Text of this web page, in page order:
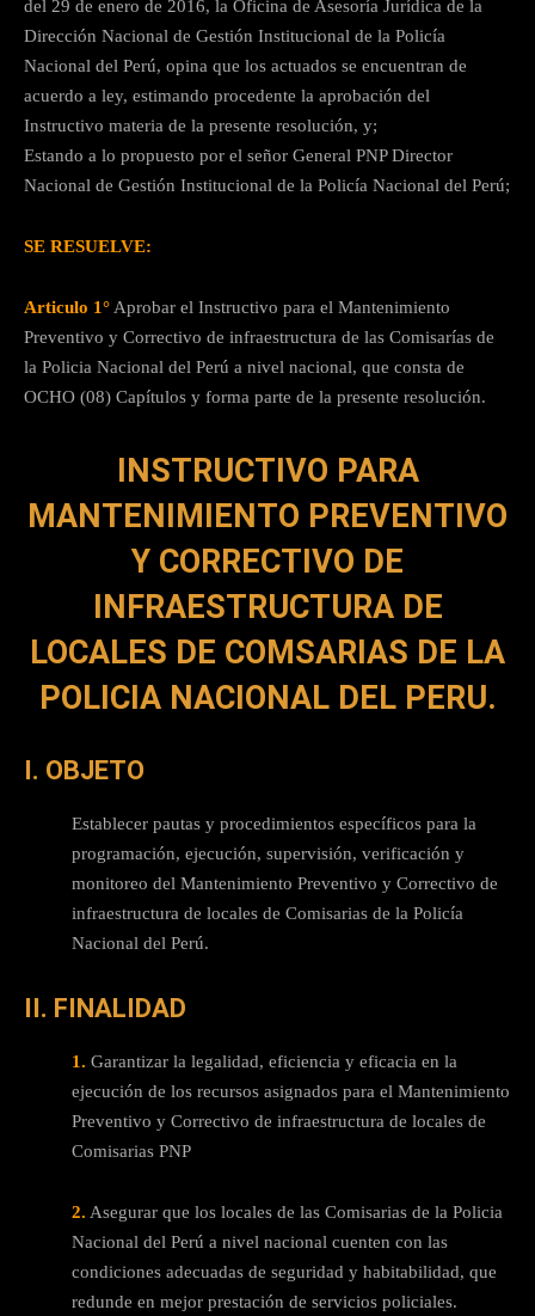
del 29 de enero de 2016, la Oficina de Asesoría Jurídica de la
Dirección Nacional de Gestión Institucional de la Policía
Nacional del Perú, opina que los actuados se encuentran de
acuerdo a ley, estimando procedente la aprobación del
Instructivo materia de la presente resolución, y;
Estando a lo propuesto por el señor General PNP Director
Nacional de Gestión Institucional de la Policía Nacional del Perú;
SE RESUELVE:
Articulo 1° Aprobar el Instructivo para el Mantenimiento
Preventivo y Correctivo de infraestructura de las Comisarías de
la Policia Nacional del Perú a nivel nacional, que consta de
OCHO (08) Capítulos y forma parte de la presente resolución.
INSTRUCTIVO PARA
MANTENIMIENTO PREVENTIVO
Y CORRECTIVO DE
INFRAESTRUCTURA DE
LOCALES DE COMSARIAS DE LA
POLICIA NACIONAL DEL PERU.
I. OBJETO
Establecer pautas y procedimientos específicos para la
programación, ejecución, supervisión, verificación y
monitoreo del Mantenimiento Preventivo y Correctivo de
infraestructura de locales de Comisarias de la Policía
Nacional del Perú.
II. FINALIDAD
1. Garantizar la legalidad, eficiencia y eficacia en la
ejecución de los recursos asignados para el Mantenimiento
Preventivo y Correctivo de infraestructura de locales de
Comisarias PNP
2. Asegurar que los locales de las Comisarias de la Policia
Nacional del Perú a nivel nacional cuenten con las
condiciones adecuadas de seguridad y habitabilidad, que
redunde en mejor prestación de servicios policiales.